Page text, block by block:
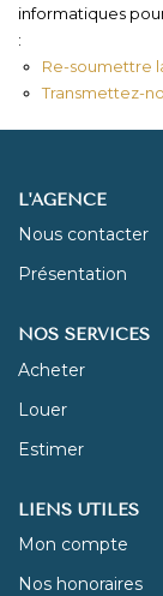
informatiques
:
Re-soumettre
Transmettez-
L'AGENCE
Nous contacter
Présentation
NOS SERVICES
Acheter
Louer
Estimer
LIENS UTILES
Mon compte
Nos honoraires